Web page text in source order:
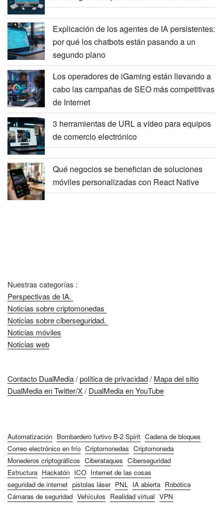
Explicación de los agentes de IA persistentes:
por qué los chatbots están pasando a un
segundo plano
Los operadores de iGaming están llevando a
cabo las campañas de SEO más competitivas
de Internet
3 herramientas de URL a vídeo para equipos
de comercio electrónico
Qué negocios se benefician de soluciones
móviles personalizadas con React Native
Nuestras categorías :
Perspectivas de IA.
Noticias sobre criptomonedas
Noticias sobre ciberseguridad.
Noticias móviles
Noticias web
Contacto DualMedia/política de privacidad/ Mapa del sitio
DualMedia en Twitter/X/ DualMedia en YouTube
Automatización Bombardero furtivo B-2 Spirit Cadena de bloques
Correo electrónico en frío Criptomonedas Criptomoneda
Monederos criptográficos Ciberataques Ciberseguridad
Estructura Hackatón ICO Internet de las cosas
seguridad de internet pistolas láser PNL IA abierta Robótica
Cámaras de seguridad Vehículos Realidad virtual VPN